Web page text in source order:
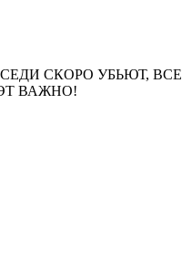
СКОРО УБЬЮТ, ВСЕ
ВАЖНО!